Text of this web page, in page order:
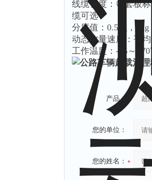
线缆长度：每套板
缆可选
分度值：0.5kg，1kg
动态称量速度：平
工作温度：-45～
产品：
您的单位：
您的姓名：